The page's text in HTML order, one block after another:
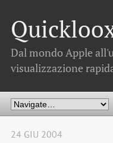
Dal mondo Apple
visualizzazione
24 GIU 2004